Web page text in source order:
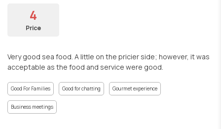
4
Price
Very good sea food. A little on the pricier side; however, it was
acceptable as the food and service were good.
Good For Families Good for chatting Gourmet experience
Business meetings